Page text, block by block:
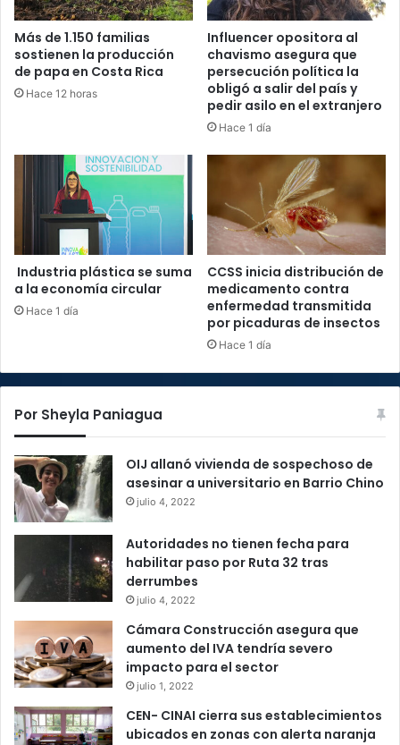
Más de 1.150 familias
sostienen la producción
de papa en Costa Rica
Hace 12 horas
Influencer opositora al
chavismo asegura que
persecución política la
obligó a salir del país y
pedir asilo en el extranjero
Hace 1 día
Industria plástica se suma
a la economía circular
Hace 1 día
CCSS inicia distribución de
medicamento contra
enfermedad transmitida
por picaduras de insectos
Hace 1 día
Por Sheyla Paniagua
OIJ allanó vivienda de sospechoso de
asesinar a universitario en Barrio Chino
julio 4, 2022
Autoridades no tienen fecha para
habilitar paso por Ruta 32 tras
derrumbes
julio 4, 2022
Cámara Construcción asegura que
aumento del IVA tendría severo
impacto para el sector
julio 1, 2022
CEN- CINAI cierra sus establecimientos
ubicados en zonas con alerta naranja